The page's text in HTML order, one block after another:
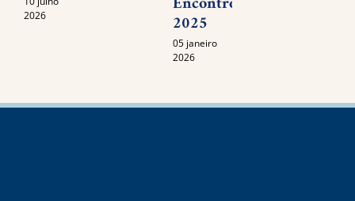
2026
2025
05 janeiro
2026